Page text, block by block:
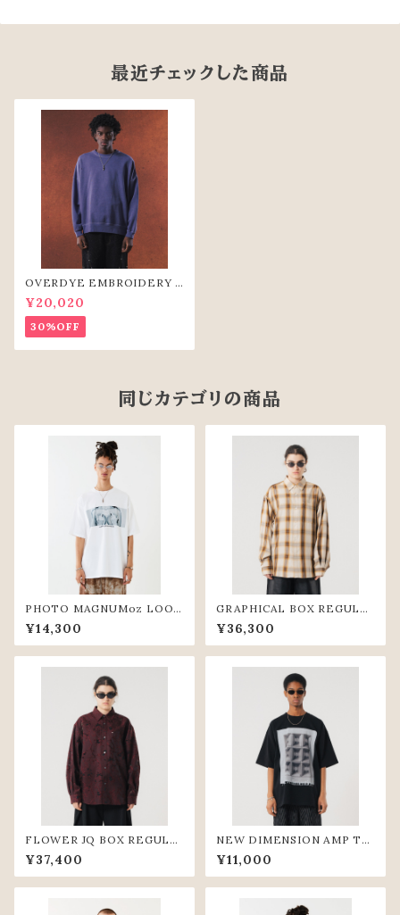
最近チェックした商品
OVERDYE EMBROIDERY S
WEAT-SHIRTS(PPL)
¥20,020
30%OFF
同じカテゴリの商品
PHOTO MAGNUMoz LOOS
E TEE(WHT)
¥14,300
GRAPHICAL BOX REGULA
R SHIRTS (BGE)
¥36,300
FLOWER JQ BOX REGULA
R SHIRTS (WIN)
¥37,400
NEW DIMENSION AMP TE
E (BLK)
¥11,000